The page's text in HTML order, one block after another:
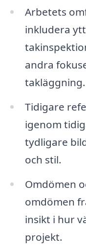
Arbetets
inkludera
andra
takläggning.
Tidigare
igenom
tydligare
och stil.
Omdömen
omdömen
insikt i hur
projekt.